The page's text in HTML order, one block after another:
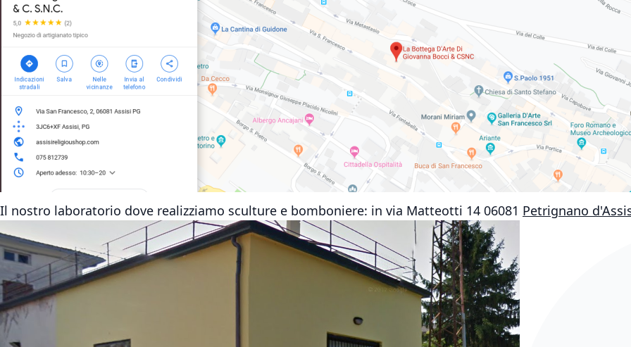
Il nostro laboratorio dove realizziamo sculture e bomboniere: in via Matteotti 14 06081 Petrignano